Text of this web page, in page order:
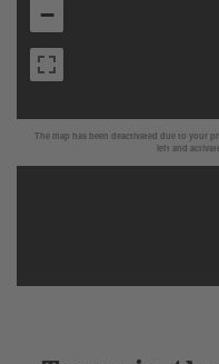
The map has been deactivated due to your
left and
−